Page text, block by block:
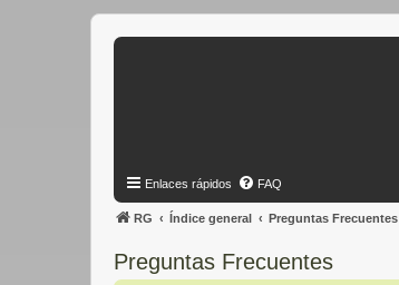
Enlaces rápidos FAQ
RG Índice general Preguntas Frecuentes
Preguntas Frecuentes